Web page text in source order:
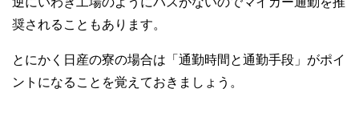
奨されることもあります。
とにかく日産の寮の場合は「通勤時間と通勤手段」がポイ
ントになることを覚えておきましょう。